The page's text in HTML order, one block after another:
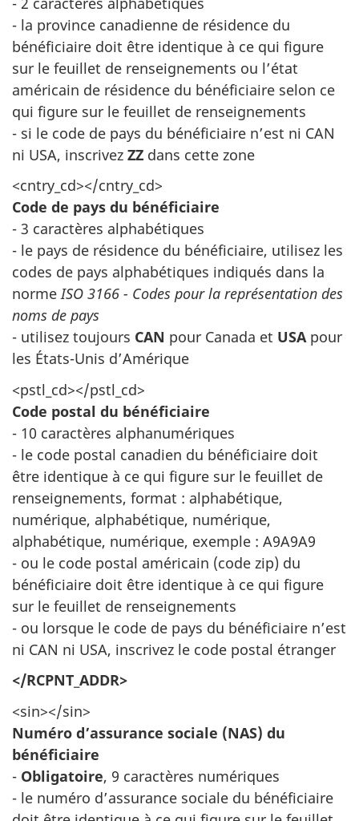
- la province canadienne de résidence du
bénéficiaire doit être identique à ce qui figure
sur le feuillet de renseignements ou l’état
américain de résidence du bénéficiaire selon ce
qui figure sur le feuillet de renseignements
- si le code de pays du bénéficiaire n’est ni CAN
ni USA, inscrivez ZZ dans cette zone
<cntry_cd></cntry_cd>
Code de pays du bénéficiaire
- 3 caractères alphabétiques
- le pays de résidence du bénéficiaire, utilisez les
codes de pays alphabétiques indiqués dans la
normeISO 3166 - Codes pour la représentation des
noms de pays
- utilisez toujours CAN pour Canada et USA pour
les États-Unis d’Amérique
<pstl_cd></pstl_cd>
Code postal du bénéficiaire
- 10 caractères alphanumériques
- le code postal canadien du bénéficiaire doit
être identique à ce qui figure sur le feuillet de
renseignements, format : alphabétique,
numérique, alphabétique, numérique,
alphabétique, numérique, exemple : A9A9A9
- ou le code postal américain (code zip) du
bénéficiaire doit être identique à ce qui figure
sur le feuillet de renseignements
- ou lorsque le code de pays du bénéficiaire n’est
ni CAN ni USA, inscrivez le code postal étranger
</RCPNT_ADDR>
<sin></sin>
Numéro d’assurance sociale (NAS) du
bénéficiaire
- Obligatoire, 9 caractères numériques
- le numéro d’assurance sociale du bénéficiaire